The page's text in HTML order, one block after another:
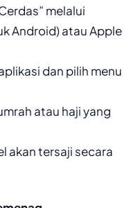
melalui
Android) atau Apple
dan pilih menu
atau haji yang
akan tersaji secara